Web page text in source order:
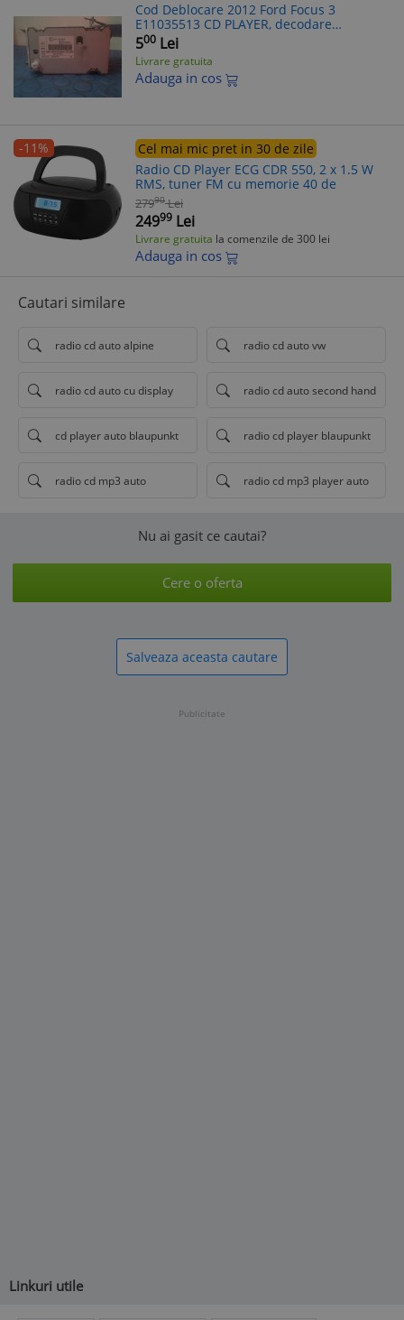
Cod Deblocare 2012 Ford Focus 3
E11035513 CD PLAYER, decodare
casetofon auto
500 Lei
Livrare gratuita
Adauga in cos
-11%
Cel mai mic pret in 30 de zile
Radio CD Player ECG CDR 550, 2 x 1.5 W
RMS, tuner FM cu memorie 40 de
27990 Lei
24999 Lei
Livrare gratuita la comenzile de 300 lei
Adauga in cos
Cautari similare
radio cd auto alpine radio cd auto vw
radio cd auto cu display radio cd auto second hand
cd player auto blaupunkt radio cd player blaupunkt
radio cd mp3 auto radio cd mp3 player auto
Nu ai gasit ce cautai?
Cere o oferta
Salveaza aceasta cautare
Publicitate
Linkuri utile